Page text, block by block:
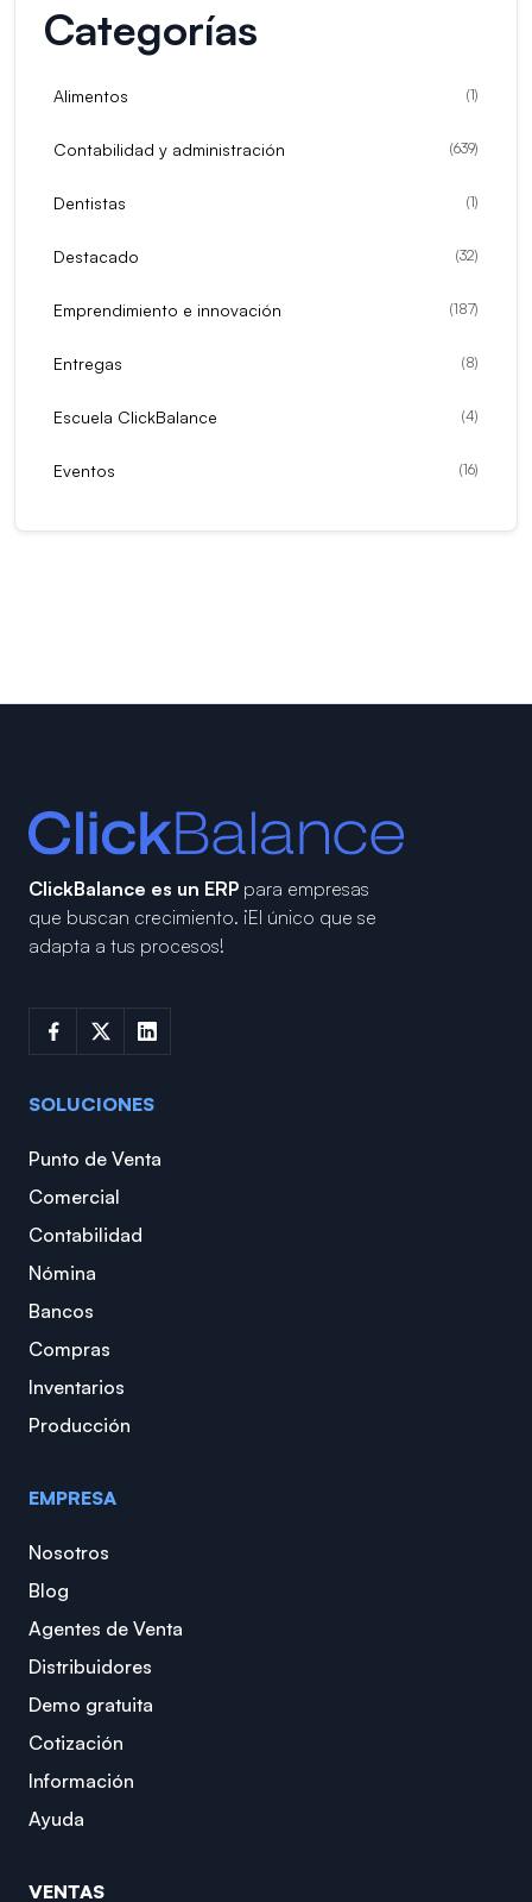
Categorías
Alimentos (1)
Contabilidad y administración (639)
Dentistas (1)
Destacado (32)
Emprendimiento e innovación (187)
Entregas (8)
Escuela ClickBalance (4)
Eventos (16)
ClickBalance es un ERP para empresas
que buscan crecimiento. ¡El único que se
adapta a tus procesos!
SOLUCIONES
Punto de Venta
Comercial
Contabilidad
Nómina
Bancos
Compras
Inventarios
Producción
EMPRESA
Nosotros
Blog
Agentes de Venta
Distribuidores
Demo gratuita
Cotización
Información
Ayuda
VENTAS